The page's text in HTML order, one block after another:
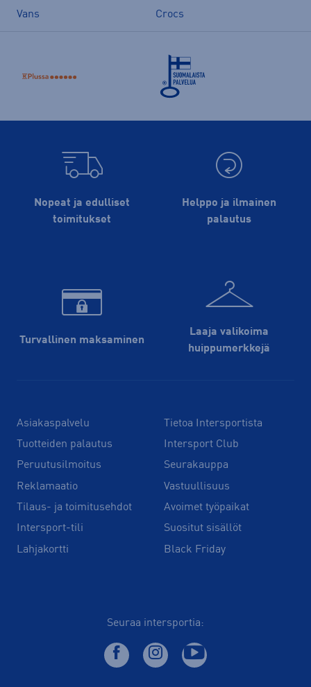
Vans
Crocs
Nopeat ja edulliset
toimitukset
Helppo ja ilmainen
palautus
Turvallinen maksaminen
Laaja valikoima
huippu­merkkejä
Asiakaspalvelu
Tuotteiden palautus
Peruutusilmoitus
Reklamaatio
Tilaus- ja toimitusehdot
Intersport-tili
Lahjakortti
Tietoa Intersportista
Intersport Club
Seurakauppa
Vastuullisuus
Avoimet työpaikat
Suositut sisällöt
Black Friday
Seuraa intersportia: